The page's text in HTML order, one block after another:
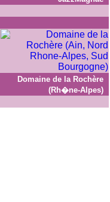
Domaine de la Rochère
(Rh�ne-Alpes)